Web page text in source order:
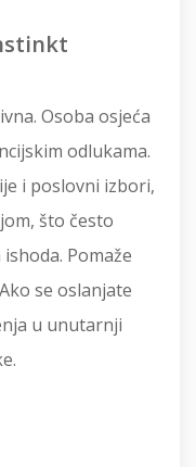
Osoba osjeća
odlukama.
i poslovni izbori,
što često
Pomaže
se oslanjate
u unutarnji